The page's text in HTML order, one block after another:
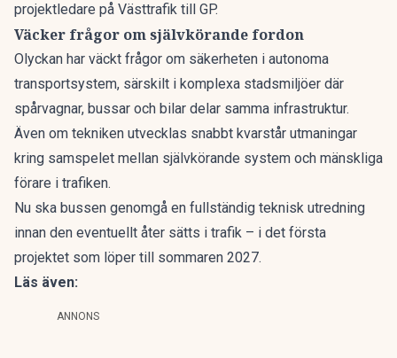
projektledare på Västtrafik till GP.
Väcker frågor om självkörande fordon
Olyckan har väckt frågor om säkerheten i autonoma
transportsystem, särskilt i komplexa stadsmiljöer där
spårvagnar, bussar och bilar delar samma infrastruktur.
Även om tekniken utvecklas snabbt kvarstår utmaningar
kring samspelet mellan självkörande system och mänskliga
förare i trafiken.
Nu ska bussen genomgå en fullständig teknisk utredning
innan den eventuellt åter sätts i trafik – i det första
projektet som löper till sommaren 2027.
Läs även:
ANNONS